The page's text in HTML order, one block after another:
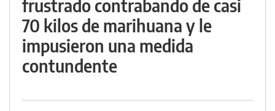
frustrado contrabando de casi
70 kilos de marihuana y le
impusieron una medida
contundente